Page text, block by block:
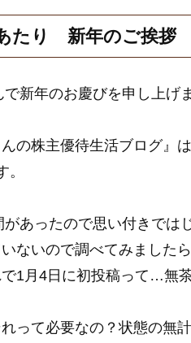
たり 新年のご挨拶
新年のお慶びを申し上げま
の株主優待生活ブログ』
あったので思い付きで
ないので調べてみました
1月4日に初投稿って…無
って必要なの？状態の無